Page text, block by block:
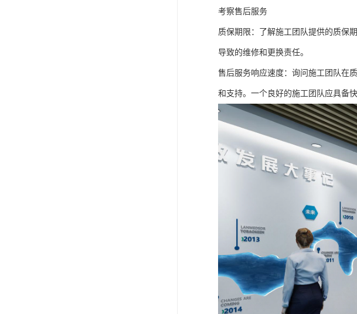
考察售后服务
质保期限：了解施工团队提供的质保
导致的维修和更换责任。
售后服务响应速度：询问施工团队在
和支持。一个良好的施工团队应具备